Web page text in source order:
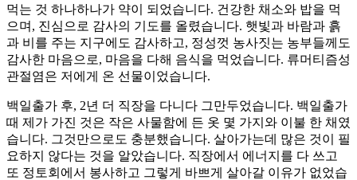
먹는 것 하나하나가 약이 되었습니다. 건강한 채소와 밥을 먹
으며, 진심으로 감사의 기도를 올렸습니다. 햇빛과 바람과 흙
과 비를 주는 지구에도 감사하고, 정성껏 농사짓는 농부들께도
감사한 마음으로, 마음을 다해 음식을 먹었습니다. 류머티즘성
관절염은 저에게 온 선물이었습니다.
백일출가 후, 2년 더 직장을 다니다 그만두었습니다. 백일출가
때 제가 가진 것은 작은 사물함에 든 옷 몇 가지와 이불 한 채였
습니다. 그것만으로도 충분했습니다. 살아가는데 많은 것이 필
요하지 않다는 것을 알았습니다. 직장에서 에너지를 다 쓰고
또 정토회에서 봉사하고 그렇게 바쁘게 살아갈 이유가 없었습